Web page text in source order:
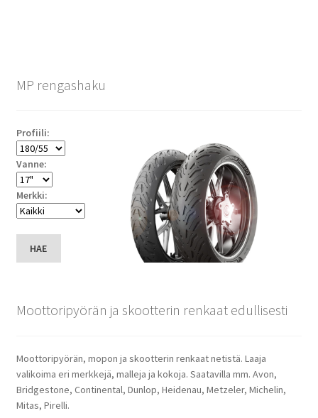
MP rengashaku
Profiili:
Vanne:
Merkki:
HAE
Moottoripyörän ja skootterin renkaat edullisesti
Moottoripyörän, mopon ja skootterin renkaat netistä. Laaja
valikoima eri merkkejä, malleja ja kokoja. Saatavilla mm. Avon,
Bridgestone, Continental, Dunlop, Heidenau, Metzeler, Michelin,
Mitas, Pirelli.